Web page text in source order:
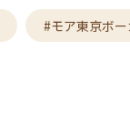
#モア東京ボ